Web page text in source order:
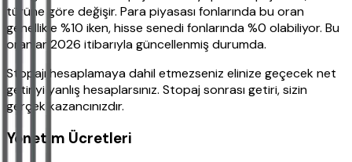
türüne göre değişir. Para piyasası fonlarında bu oran
genellikle %10 iken, hisse senedi fonlarında %0 olabiliyor. Bu
oranlar 2026 itibarıyla güncellenmiş durumda.
Stopajı hesaplamaya dahil etmezseniz elinize geçecek net
getiriyi yanlış hesaplarsınız. Stopaj sonrası getiri, sizin
gerçek kazancınızdır.
Yönetim Ücretleri